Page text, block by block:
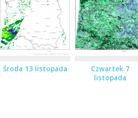
Środa 13 listopada
Czwartek 7
listopada